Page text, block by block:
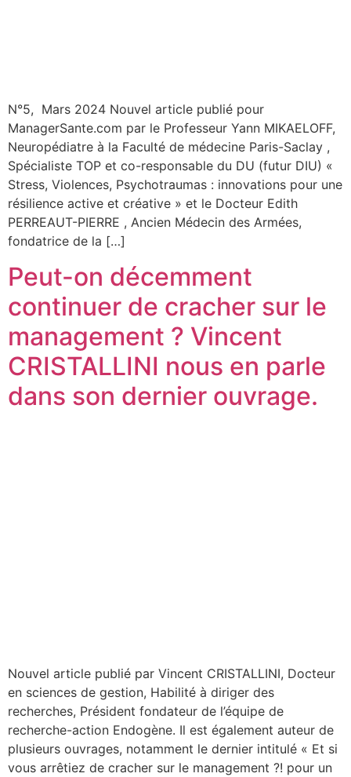
N°5, Mars 2024 Nouvel article publié pour
ManagerSante.com par le Professeur Yann MIKAELOFF,
Neuropédiatre à la Faculté de médecine Paris-Saclay ,
Spécialiste TOP et co-responsable du DU (futur DIU) «
Stress, Violences, Psychotraumas : innovations pour une
résilience active et créative » et le Docteur Edith
PERREAUT-PIERRE , Ancien Médecin des Armées,
fondatrice de la […]
Peut-on décemment
continuer de cracher sur le
management ? Vincent
CRISTALLINI nous en parle
dans son dernier ouvrage.
Nouvel article publié par Vincent CRISTALLINI, Docteur
en sciences de gestion, Habilité à diriger des
recherches, Président fondateur de l’équipe de
recherche-action Endogène. Il est également auteur de
plusieurs ouvrages, notamment le dernier intitulé « Et si
vous arrêtiez de cracher sur le management ?! pour un